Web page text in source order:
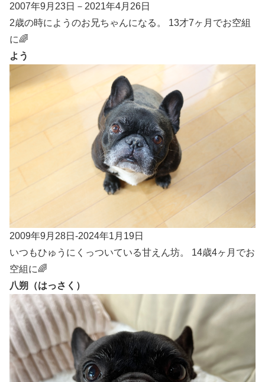
2007年9月23日－2021年4月26日
2歳の時にようのお兄ちゃんになる。 13才7ヶ月でお空組
に🌈
よう
2009年9月28日-2024年1月19日
いつもひゅうにくっついている甘えん坊。 14歳4ヶ月でお
空組に🌈
八朔（はっさく）